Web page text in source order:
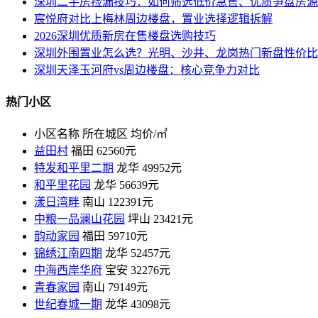
宸悦府对比上梅林周边楼盘，置业选择逻辑拆解
2026深圳优质新房在售楼盘选购技巧
深圳外围置业怎么选？光明、沙井、龙岗热门新盘性价
深圳天泽玉河府vs周边楼盘：核心竞争力对比
热门小区
小区名称 所在城区 均价/㎡
益田村 福田 62560元
特发和平里二期 龙华 49952元
和平里花园 龙华 56639元
漾日湾畔 南山 122391元
中粮一品澜山花园 坪山 23421元
韵动家园 福田 59710元
锦绣江南四期 龙华 52457元
中海西岸华府 宝安 32276元
青春家园 南山 79149元
世纪春城一期 龙华 43098元